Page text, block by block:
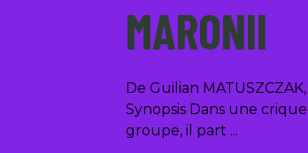
MARONII
De Guilian
Synopsis Dans une
groupe, il part